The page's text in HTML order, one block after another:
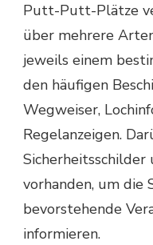
Putt-Putt-Plätze
über mehrere
jeweils einem
den häufigen
Wegweiser,
Regelanzeigen.
vorhanden, um die
bevorstehende
informieren.